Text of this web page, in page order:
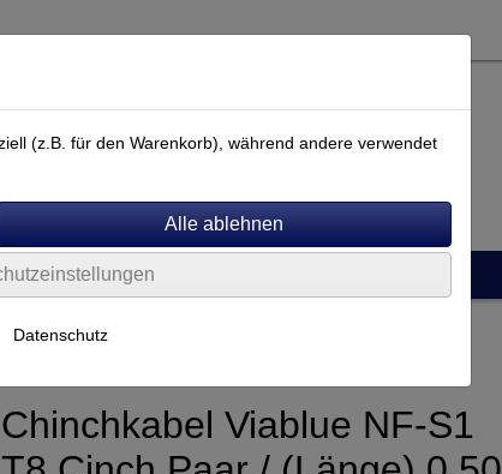
Chinchkabel Viablue NF-S1
(z.B. für den Warenkorb), während andere verwendet
Datenschutz